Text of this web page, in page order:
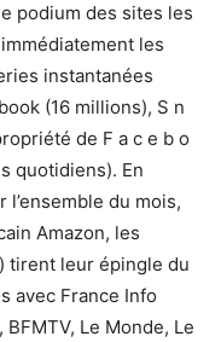
podium des sites les
les
instantanées
(16 millions), S n
de F a c e b o
quotidiens). En
du mois,
Amazon, les
tirent leur épingle du
avec France Info
Le Monde, Le